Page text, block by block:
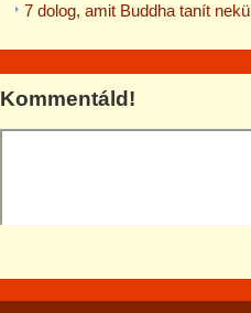
7 dolog, amit Buddha tanít
Kommentáld!